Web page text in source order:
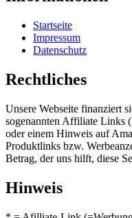
Startseite
Impressum
Datenschutz
Rechtliches
Unsere Webseite finanziert
sogenannten Affiliate Links
oder einem Hinweis auf
Produktlinks bzw.
Betrag, der uns hilft, diese
Hinweis